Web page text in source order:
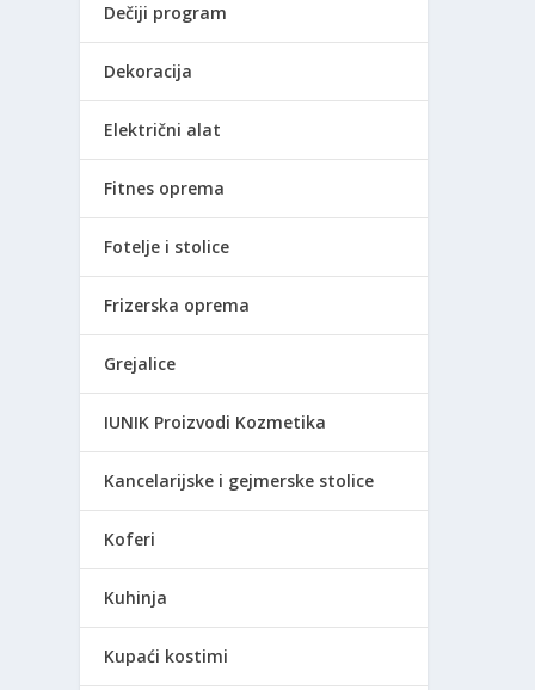
Dečiji program
Dekoracija
Električni alat
Fitnes oprema
Fotelje i stolice
Frizerska oprema
Grejalice
IUNIK Proizvodi Kozmetika
Kancelarijske i gejmerske stolice
Koferi
Kuhinja
Kupaći kostimi